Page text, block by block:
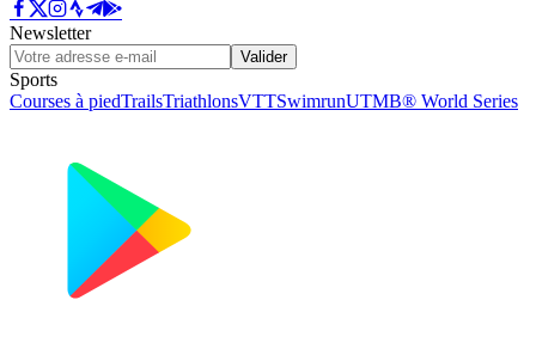
Newsletter
Valider
Sports
Courses à piedTrailsTriathlonsVTTSwimrunUTMB® World Series